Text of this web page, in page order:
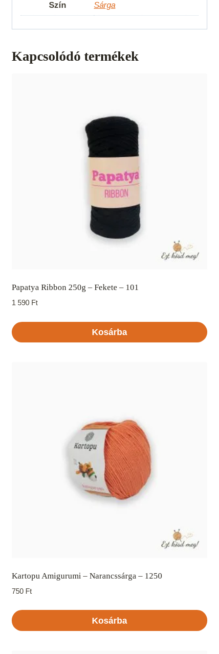
Szín Sárga
Kapcsolódó termékek
Papatya Ribbon 250g – Fekete – 101
1 590 Ft
Kosárba
Kartopu Amigurumi – Narancssárga – 1250
750 Ft
Kosárba